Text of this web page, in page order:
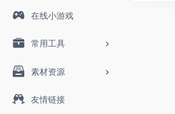
在线小游戏
常用工具
素材资源
友情链接